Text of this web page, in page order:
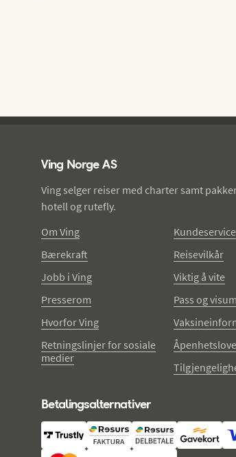
Ving Norge AS
Ving selger reiser med charter samt
hotell og rutefly.
Om Ving
Bærekraft
Jobb i Ving
Presserom
Hvorfor Ving
Retningslinjer for sosiale
medier
Kundeservice
Reisevilkår
Viktig å vite
Pass og visum
Betalingsalternativer